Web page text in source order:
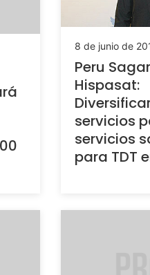
8 de junio de
Peru
Hispasat:
servicios
servicios
para TDT